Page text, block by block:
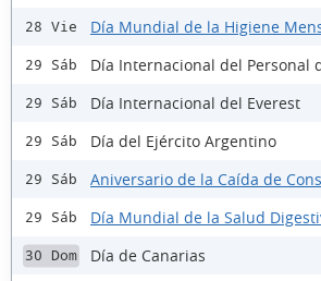
28 Vie Día Mundial de la Higiene
29 Sáb Día Internacional del Personal
29 Sáb Día Internacional del Everest
29 Sáb Día del Ejército Argentino
29 Sáb Aniversario de la Caída de
29 Sáb Día Mundial de la Salud
30 Dom Día de Canarias